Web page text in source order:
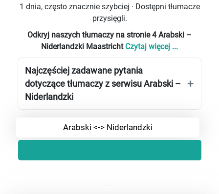
1 dnia, często znacznie szybciej · Dostępni tłumacze
przysięgli.
Odkryj naszych tłumaczy na stronie 4 Arabski –
Niderlandzki Maastricht Czytaj więcej ...
Najczęściej zadawane pytania
dotyczące tłumaczy z serwisu Arabski –
Niderlandzki
Arabski <-> Niderlandzki